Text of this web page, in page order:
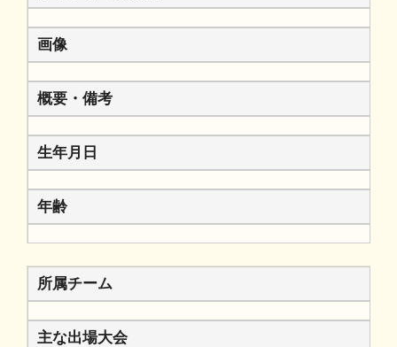
画像
概要・備考
生年月日
年齢
所属チーム
主な出場大会